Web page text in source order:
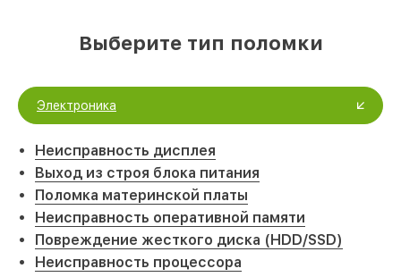
Выберите тип поломки
Электроника
Неисправность дисплея
Выход из строя блока питания
Поломка материнской платы
Неисправность оперативной памяти
Повреждение жесткого диска (HDD/SSD)
Неисправность процессора